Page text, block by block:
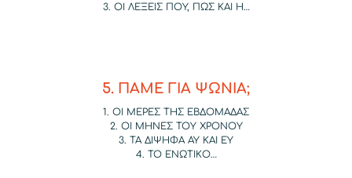
3. ΟΙ ΛΕΞΕΙΣ ΠΟΥ, ΠΩΣ ΚΑΙ Η…
5. ΠΑΜΕ ΓΙΑ ΨΩΝΙΑ;
1. ΟΙ ΜΕΡΕΣ ΤΗΣ ΕΒΔΟΜΑΔΑΣ
2. ΟΙ ΜΗΝΕΣ ΤΟΥ ΧΡΟΝΟΥ
3. ΤΑ ΔΙΨΗΦΑ ΑΥ ΚΑΙ ΕΥ
4. ΤΟ ΕΝΩΤΙΚΟ…